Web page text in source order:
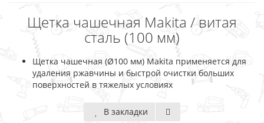
Щетка чашечная Makita / витая
сталь (100 мм)
Щетка чашечная (Ø100 мм) Makita применяется для
удаления ржавчины и быстрой очистки больших
поверхностей в тяжелых условиях
В закладки